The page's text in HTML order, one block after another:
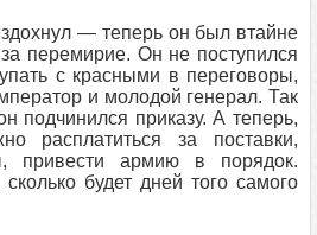
— теперь он был втайне
перемирие. Он не поступился
с красными в переговоры,
и молодой генерал. Так
подчинился приказу. А теперь,
расплатиться за поставки,
привести армию в порядок.
будет дней того самого